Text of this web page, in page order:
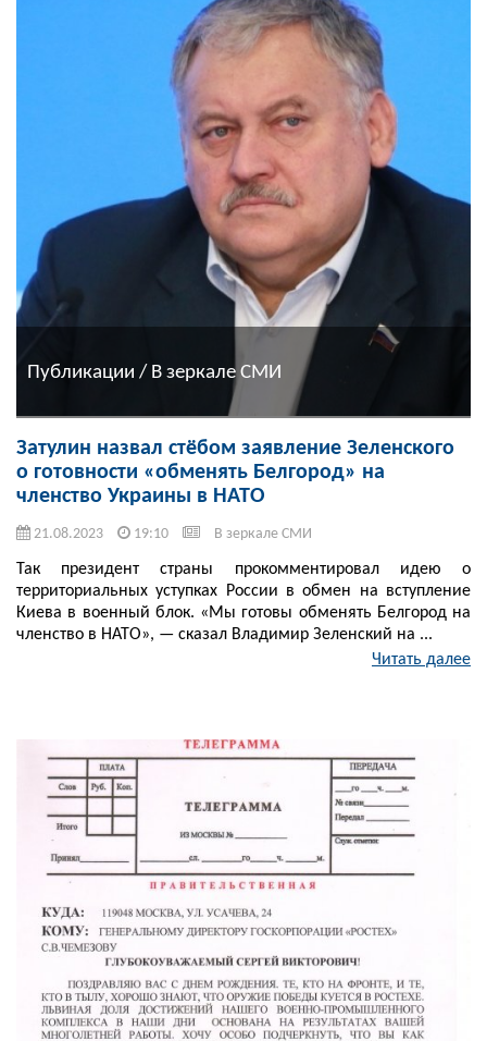
Публикации / В зеркале СМИ
Затулин назвал стёбом заявление Зеленского
о готовности «обменять Белгород» на
членство Украины в НАТО
21.08.2023 19:10 В зеркале СМИ
Так президент страны прокомментировал идею о
территориальных уступках России в обмен на вступление
Киева в военный блок. «Мы готовы обменять Белгород на
членство в НАТО», — сказал Владимир Зеленский на ...
Читать далее